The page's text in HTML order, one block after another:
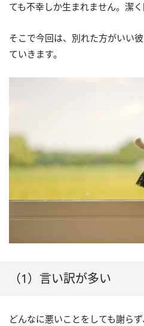
ても不幸しか生まれません。潔
そこで今回は、別れた方がいい
ていきます。
（1）言い訳が多い
どんなに悪いことをしても謝ら